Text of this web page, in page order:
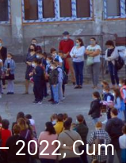
2022; Cum